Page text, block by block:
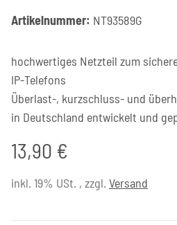
Artikelnummer: NT93589G
hochwertiges Netzteil zum
IP-Telefons
Überlast-, kurzschluss- und
in Deutschland entwickelt und
13,90 €
inkl. 19% USt. , zzgl. Versand